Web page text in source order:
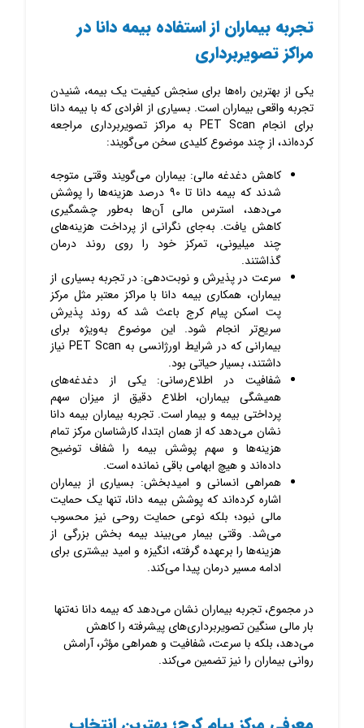
تجربه بیماران از استفاده بیمه دانا در
مراکز تصویربرداری
یکی از بهترین راه‌ها برای سنجش کیفیت یک بیمه، شنیدن
تجربه واقعی بیماران است. بسیاری از افرادی که با بیمه دانا
برای انجام PET Scan به مراکز تصویربرداری مراجعه
کرده‌اند، از چند موضوع کلیدی سخن می‌گویند:
کاهش دغدغه مالی: بیماران می‌گویند وقتی متوجه
شدند که بیمه دانا تا ۹۰ درصد هزینه‌ها را پوشش
می‌دهد، استرس مالی آن‌ها به‌طور چشمگیری
کاهش یافت. به‌جای نگرانی از پرداخت هزینه‌های
چند میلیونی، تمرکز خود را روی روند درمان
گذاشتند.
سرعت در پذیرش و نوبت‌دهی: در تجربه بسیاری از
بیماران، همکاری بیمه دانا با مراکز معتبر مثل مرکز
پت اسکن پیام کرج باعث شد که روند پذیرش
سریع‌تر انجام شود. این موضوع به‌ویژه برای
بیمارانی که در شرایط اورژانسی به PET Scan نیاز
داشتند، بسیار حیاتی بود.
شفافیت در اطلاع‌رسانی: یکی از دغدغه‌های
همیشگی بیماران، اطلاع دقیق از میزان سهم
پرداختی بیمه و بیمار است. تجربه بیماران بیمه دانا
نشان می‌دهد که از همان ابتدا، کارشناسان مرکز تمام
هزینه‌ها و سهم پوشش بیمه را شفاف توضیح
داده‌اند و هیچ ابهامی باقی نمانده است.
همراهی انسانی و امیدبخش: بسیاری از بیماران
اشاره کرده‌اند که پوشش بیمه دانا، تنها یک حمایت
مالی نبود؛ بلکه نوعی حمایت روحی نیز محسوب
می‌شد. وقتی بیمار می‌بیند بیمه بخش بزرگی از
هزینه‌ها را برعهده گرفته، انگیزه و امید بیشتری برای
ادامه مسیر درمان پیدا می‌کند.
در مجموع، تجربه بیماران نشان می‌دهد که بیمه دانا نه‌تنها
بار مالی سنگین تصویربرداری‌های پیشرفته را کاهش
می‌دهد، بلکه با سرعت، شفافیت و همراهی مؤثر، آرامش
روانی بیماران را نیز تضمین می‌کند.